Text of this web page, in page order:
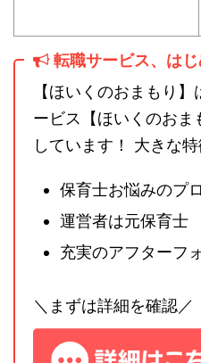
転職サービス、はじ
【ほいくのおまもり
ービス【ほいくのお
しています！ 大きな
保育士お悩みのプ
運営者は元保育士
充実のアフターフ
＼まずは詳細を確認／